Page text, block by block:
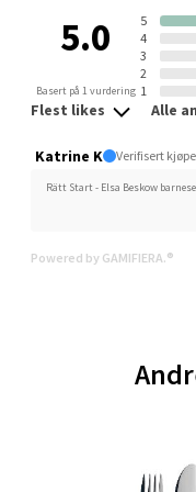
5.0
Basert på 1 vurdering
5
4
3
2
1
Flest likes Alle
Katrine K Verifisert
Rätt Start - Elsa Beskow
Powered by GAMIFIERA.®
Falkenborgveien
Åpent i dag 09-21
0 i butikk